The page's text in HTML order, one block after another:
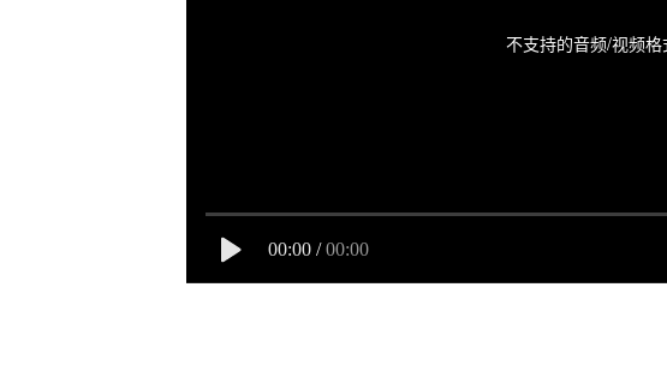
不支持的音频/视频格
00:00 / 00:00